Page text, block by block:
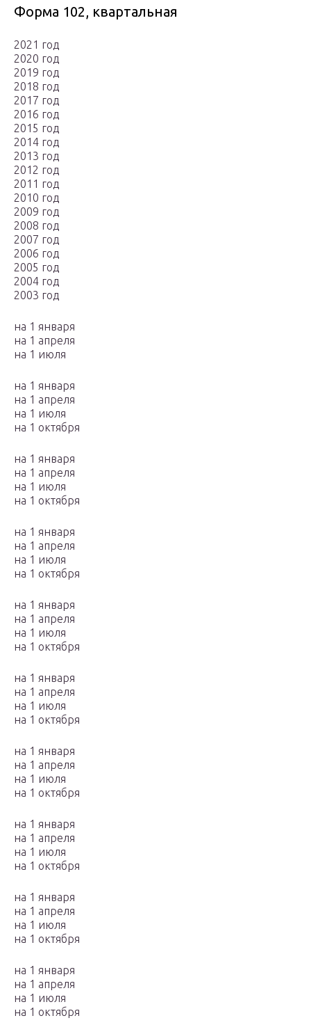
Форма 102, квартальная
2021 год
2020 год
2019 год
2018 год
2017 год
2016 год
2015 год
2014 год
2013 год
2012 год
2011 год
2010 год
2009 год
2008 год
2007 год
2006 год
2005 год
2004 год
2003 год
на 1 января
на 1 апреля
на 1 июля
на 1 января
на 1 апреля
на 1 июля
на 1 октября
на 1 января
на 1 апреля
на 1 июля
на 1 октября
на 1 января
на 1 апреля
на 1 июля
на 1 октября
на 1 января
на 1 апреля
на 1 июля
на 1 октября
на 1 января
на 1 апреля
на 1 июля
на 1 октября
на 1 января
на 1 апреля
на 1 июля
на 1 октября
на 1 января
на 1 апреля
на 1 июля
на 1 октября
на 1 января
на 1 апреля
на 1 июля
на 1 октября
на 1 января
на 1 апреля
на 1 июля
на 1 октября